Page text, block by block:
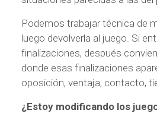
Podemos trabajar técnica de
luego devolverla al juego. Si
finalizaciones, después
donde esas finalizaciones
oposición, ventaja, contacto,
¿Estoy modificando los